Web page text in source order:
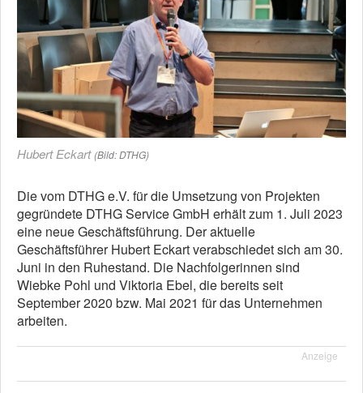
Hubert Eckart (Bild: DTHG)
Die vom DTHG e.V. für die Umsetzung von Projekten
gegründete DTHG Service GmbH erhält zum 1. Juli 2023
eine neue Geschäftsführung. Der aktuelle
Geschäftsführer Hubert Eckart verabschiedet sich am 30.
Juni in den Ruhestand. Die Nachfolgerinnen sind
Wiebke Pohl und Viktoria Ebel, die bereits seit
September 2020 bzw. Mai 2021 für das Unternehmen
arbeiten.
Anzeige